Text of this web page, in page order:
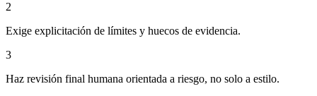
2
Exige explicitación de límites y huecos de evidencia.
3
Haz revisión final humana orientada a riesgo, no solo a estilo.